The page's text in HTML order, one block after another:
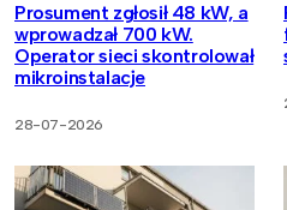
Prosument zgłosił 48 kW, a
wprowadzał 700 kW.
Operator sieci skontrolował
mikroinstalacje
28-07-2026